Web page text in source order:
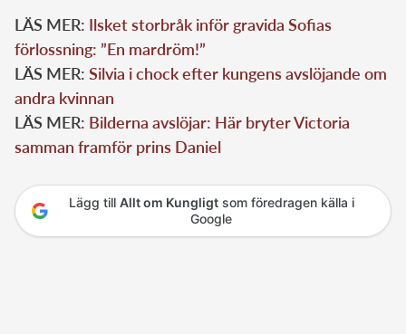
LÄS MER: Ilsket storbråk inför gravida Sofias
förlossning: ”En mardröm!”
LÄS MER: Silvia i chock efter kungens avslöjande om
andra kvinnan
LÄS MER: Bilderna avslöjar: Här bryter Victoria
samman framför prins Daniel
Lägg till Allt om Kungligtsom föredragen källa i
Google